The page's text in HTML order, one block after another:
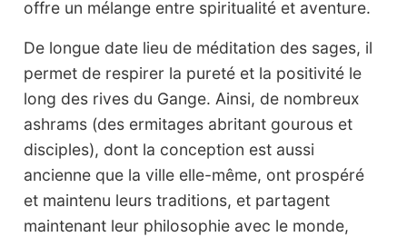
offre un mélange entre spiritualité et aventure.
De longue date lieu de méditation des sages, il
permet de respirer la pureté et la positivité le
long des rives du Gange. Ainsi, de nombreux
ashrams (des ermitages abritant gourous et
disciples), dont la conception est aussi
ancienne que la ville elle-même, ont prospéré
et maintenu leurs traditions, et partagent
maintenant leur philosophie avec le monde,